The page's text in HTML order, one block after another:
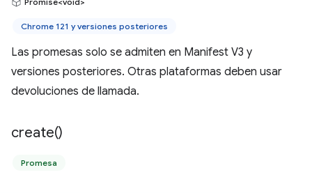
Chrome 121 y versiones posteriores
Las promesas solo se admiten en Manifest V3 y
versiones posteriores. Otras plataformas deben usar
devoluciones de llamada.
create()
Promesa